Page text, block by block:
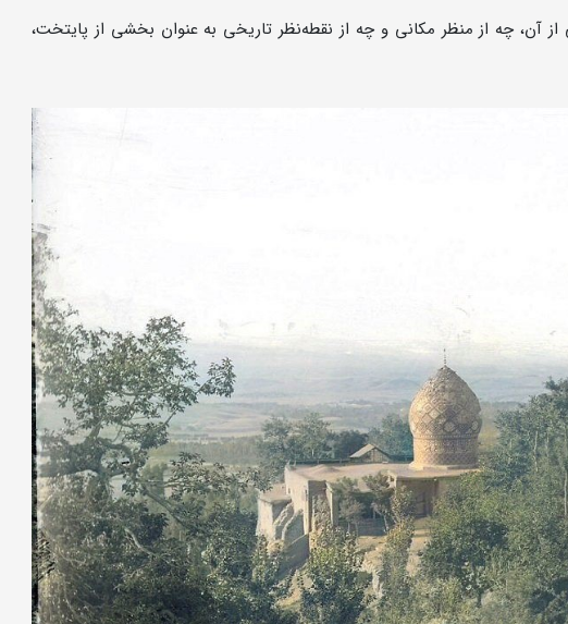
آن، چه از منظر مکانی و چه از نقطه‌نظر تاریخی به عنوان بخشی از پایتخت،